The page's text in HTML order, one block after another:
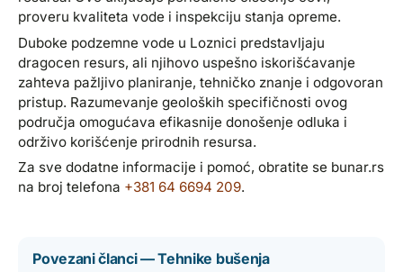
proveru kvaliteta vode i inspekciju stanja opreme.
Duboke podzemne vode u Loznici predstavljaju
dragocen resurs, ali njihovo uspešno iskorišćavanje
zahteva pažljivo planiranje, tehničko znanje i odgovoran
pristup. Razumevanje geoloških specifičnosti ovog
područja omogućava efikasnije donošenje odluka i
održivo korišćenje prirodnih resursa.
Za sve dodatne informacije i pomoć, obratite se bunar.rs
na broj telefona +381 64 6694 209.
Povezani članci — Tehnike bušenja